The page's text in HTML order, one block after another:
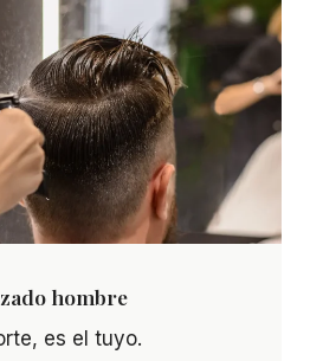
hombre No es solo un
hombre
es el tuyo.